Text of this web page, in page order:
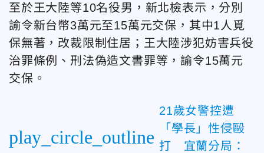
至於王大陸等10名役男，新北檢表示，分別
諭令新台幣3萬元至15萬元交保，其中1人覓
保無著，改裁限制住居；王大陸涉犯妨害兵役
治罪條例、刑法偽造文書罪等，諭令15萬元
交保。
play_circle_outline
21歲女警控遭
「學長」性侵毆
打 宜蘭分局：